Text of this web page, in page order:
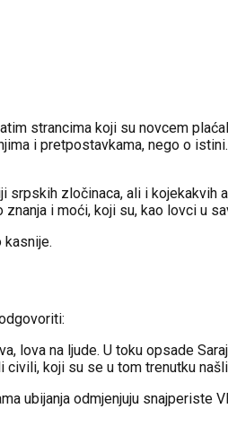
strancima koji su novcem
i pretpostavkama, nego o
zločinaca, ali i
i moći, koji su, kao lovci u
kasnije.
lova na ljude. U toku opsade
koji su se u tom trenutku
ubijanja odmjenjuju snajperiste